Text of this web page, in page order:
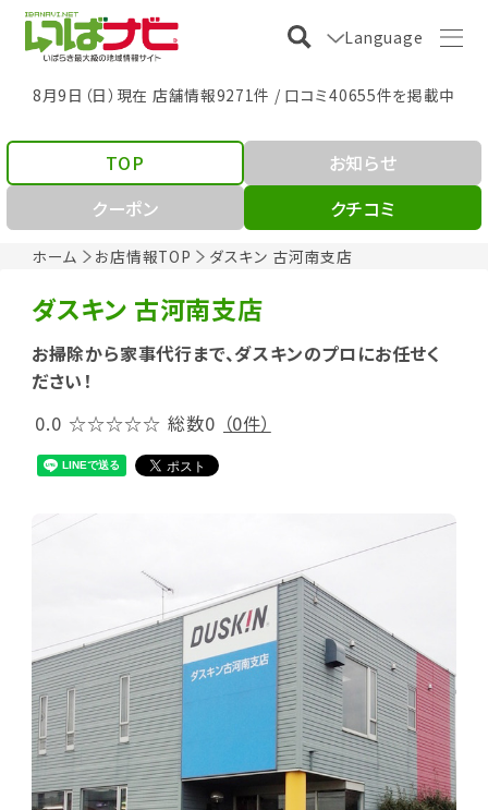
Language
8月9日（日）現在 店舗情報9271件 / 口コミ40655件を掲載中
ホーム お店情報TOP ダスキン 古河南支店
TOP
お知らせ
クーポン
クチコミ
ダスキン 古河南支店
お掃除から家事代行まで、ダスキンのプロにお任せく
ださい！
0.0 ☆☆☆☆☆ 総数0 （0件）